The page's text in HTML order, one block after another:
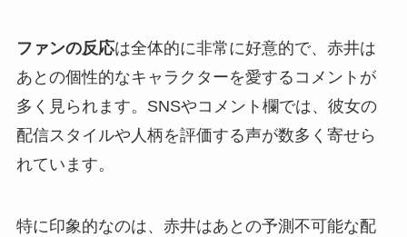
ファンの反応は全体的に非常に好意的で、赤井は
あとの個性的なキャラクターを愛するコメントが
多く見られます。SNSやコメント欄では、彼女の
配信スタイルや人柄を評価する声が数多く寄せら
れています。
特に印象的なのは、赤井はあとの予測不可能な配